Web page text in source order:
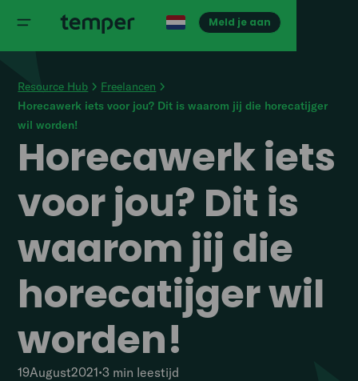
Meld je aan
Resource Hub
Freelancen
Horecawerk iets voor jou? Dit is waarom jij die horecatijger
wil worden!
Horecawerk iets
voor jou? Dit is
waarom jij die
horecatijger wil
worden!
19August2021•3 min leestijd